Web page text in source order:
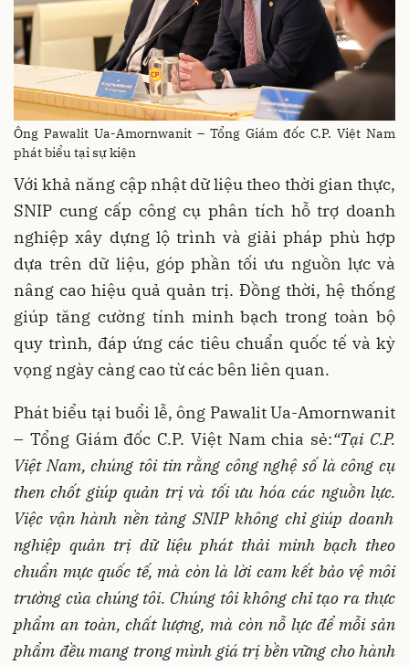
Ông Pawalit Ua-Amornwanit – Tổng Giám đốc C.P. Việt Nam
phát biểu tại sự kiện
Với khả năng cập nhật dữ liệu theo thời gian thực,
SNIP cung cấp công cụ phân tích hỗ trợ doanh
nghiệp xây dựng lộ trình và giải pháp phù hợp
dựa trên dữ liệu, góp phần tối ưu nguồn lực và
nâng cao hiệu quả quản trị. Đồng thời, hệ thống
giúp tăng cường tính minh bạch trong toàn bộ
quy trình, đáp ứng các tiêu chuẩn quốc tế và kỳ
vọng ngày càng cao từ các bên liên quan.
Phát biểu tại buổi lễ, ông Pawalit Ua-Amornwanit
– Tổng Giám đốc C.P. Việt Nam chia sẻ:“Tại C.P.
Việt Nam, chúng tôi tin rằng công nghệ sốlà công cụ
then chốt giúp quản trị và tối ưu hóa các nguồn lực.
Việc vận hành nền tảng SNIP không chỉ giúp doanh
nghiệp quản trị dữ liệu phát thải minh bạch theo
chuẩn mực quốc tế, mà còn là lời cam kết bảo vệ môi
trường của chúng tôi. Chúng tôi không chỉ tạo ra thực
phẩm an toàn, chất lượng, mà còn nỗ lực để mỗi sản
phẩm đều mang trong mình giá trị bền vững cho hành